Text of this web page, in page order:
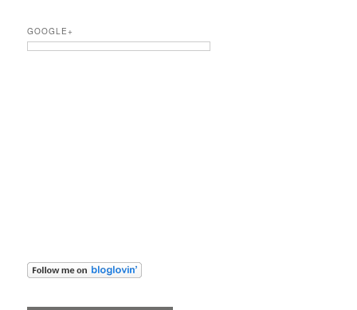
GOOGLE+